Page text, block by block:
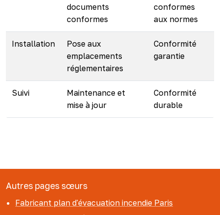
documents
conformes
conformes
aux normes
Installation
Pose aux
emplacements
réglementaires
Conformité
garantie
Suivi
Maintenance et
mise à jour
Conformité
durable
Autres pages sœurs
Fabricant plan d'évacuation incendie Paris